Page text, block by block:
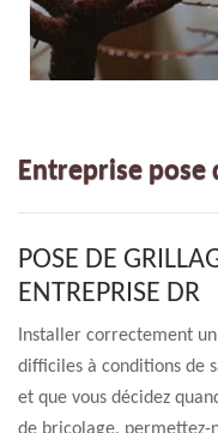
Entreprise pose
POSE DE
ENTREPRISE DR
Installer correctement
difficiles à conditions de
et que vous décidez